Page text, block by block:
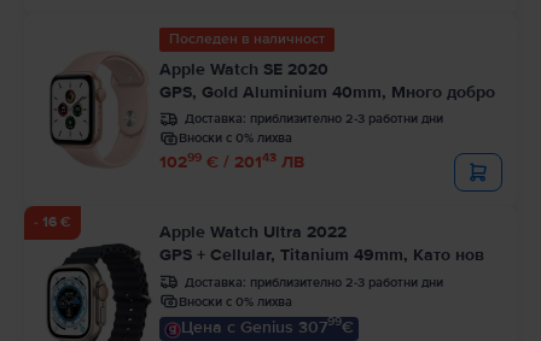
Последен в наличност
Apple Watch SE 2020
GPS, Gold Aluminium 40mm, Много добро
Доставка: приблизително 2-3 работни дни
Вноски с 0% лихва
10299 € / 20143 ЛВ
- 16 €
Apple Watch Ultra 2022
GPS + Cellular, Titanium 49mm, Като нов
Доставка: приблизително 2-3 работни дни
Вноски с 0% лихва
Цена с Genius 30799€